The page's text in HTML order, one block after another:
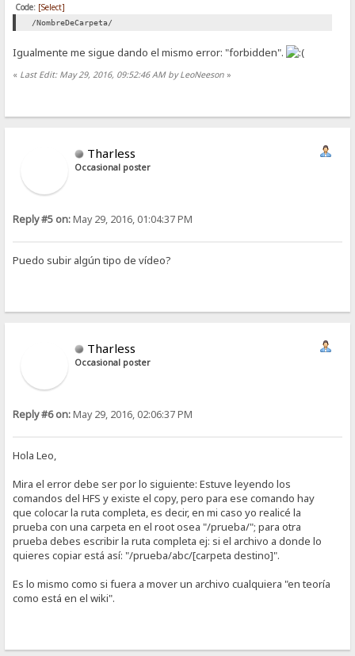
Code: [Select]
/NombreDeCarpeta/
Igualmente me sigue dando el mismo error: "forbidden".
« Last Edit: May 29, 2016, 09:52:46 AM by LeoNeeson »
Tharless
Occasional poster
Reply #5 on:May 29, 2016, 01:04:37 PM
Puedo subir algún tipo de vídeo?
Tharless
Occasional poster
Reply #6 on:May 29, 2016, 02:06:37 PM
Hola Leo,
Mira el error debe ser por lo siguiente: Estuve leyendo los
comandos del HFS y existe el copy, pero para ese comando hay
que colocar la ruta completa, es decir, en mi caso yo realicé la
prueba con una carpeta en el root osea "/prueba/"; para otra
prueba debes escribir la ruta completa ej: si el archivo a donde lo
quieres copiar está así: "/prueba/abc/[carpeta destino]".
Es lo mismo como si fuera a mover un archivo cualquiera "en teoría
como está en el wiki".